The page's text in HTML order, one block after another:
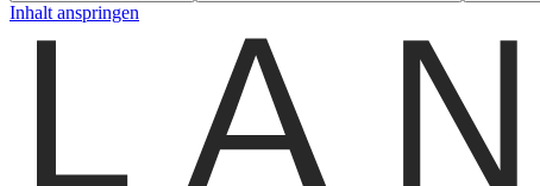
Inhalt anspringen